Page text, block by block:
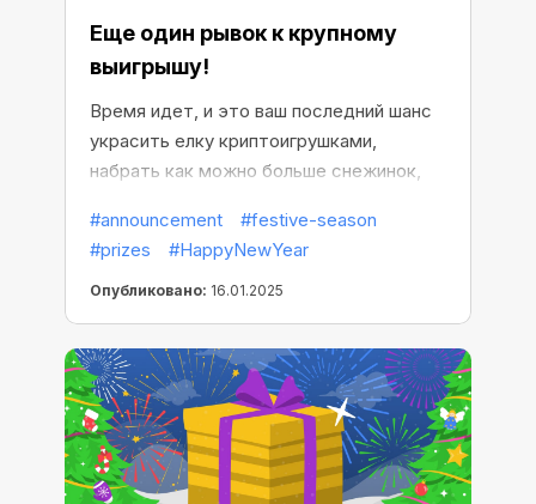
Еще один рывок к крупному
выигрышу!
Время идет, и это ваш последний шанс
украсить елку криптоигрушками,
набрать как можно больше снежинок,
получить все подарки!
#announcement
#festive-season
#prizes
#HappyNewYear
Опубликовано: 16.01.2025